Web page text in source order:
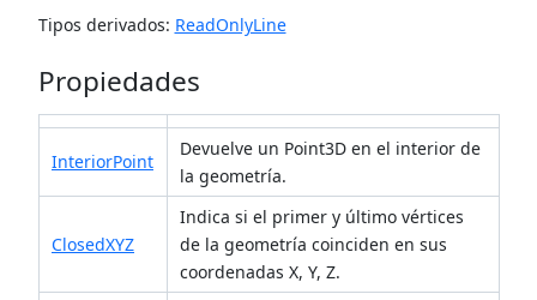
Tipos derivados: ReadOnlyLine
Propiedades
InteriorPoint
Devuelve un Point3D en el interior de
la geometría.
ClosedXYZ
Indica si el primer y último vértices
de la geometría coinciden en sus
coordenadas X, Y, Z.